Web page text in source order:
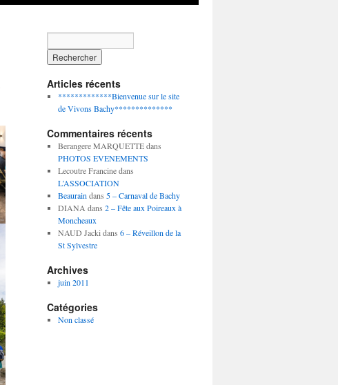
Articles récents
*************Bienvenue sur le site
de Vivons Bachy**************
Commentaires récents
Berangere MARQUETTEdans
PHOTOS EVENEMENTS
Lecoutre Francinedans
L’ASSOCIATION
Beaurain dans 5 – Carnaval de Bachy
DIANA dans 2 – Fête aux Poireaux à
Moncheaux
NAUD Jacki dans 6 – Réveillon de la
St Sylvestre
Archives
juin 2011
Catégories
Non classé